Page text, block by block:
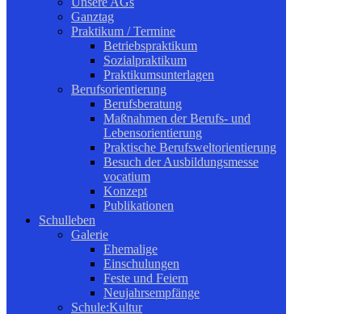
Ganztag
Praktikum / Termine
Betriebspraktikum
Sozialpraktikum
Praktikumsunterlagen
Berufsorientierung
Berufsberatung
Maßnahmen der Berufs- und
Lebensorientierung
Praktische Berufsweltorientierung
Besuch der Ausbildungsmesse
vocatium
Konzept
Publikationen
Schulleben
Galerie
Ehemalige
Einschulungen
Feste und Feiern
Neujahrsempfänge
Schule:Kultur